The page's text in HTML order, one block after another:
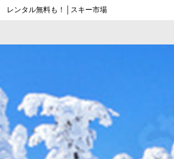
ンタル無料も！│スキー市場